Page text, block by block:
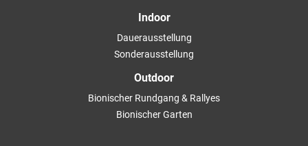
Indoor
Dauerausstellung
Sonderausstellung
Outdoor
Bionischer Rundgang & Rallyes
Bionischer Garten